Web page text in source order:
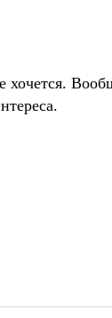
хочется.